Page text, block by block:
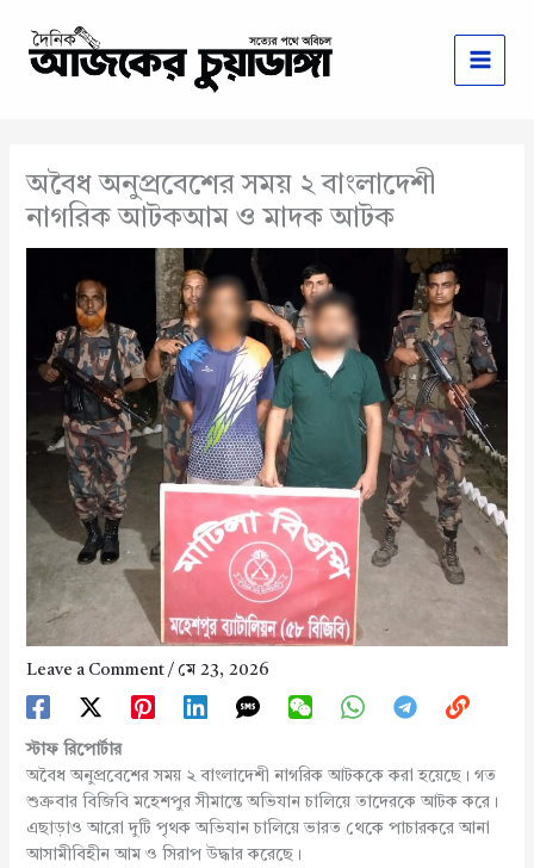
content
অবৈধ অনুপ্রবেশের সময় ২ বাংলাদেশী
নাগরিক আটকআম ও মাদক আটক
Leave a Comment / মে 23, 2026
স্টাফ রিপোর্টার
অবৈধ অনুপ্রবেশের সময় ২ বাংলাদেশী নাগরিক আটককে করা হয়েছে। গত
শুক্রবার বিজিবি মহেশপুর সীমান্তে অভিযান চালিয়ে তাদেরকে আটক করে।
এছাড়াও আরো দুটি পৃথক অভিযান চালিয়ে ভারত থেকে পাচারকরে আনা
আসামীবিহীন আম ও সিরাপ উদ্ধার করেছে।